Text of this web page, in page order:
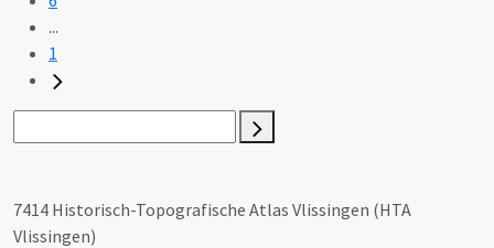
...
1
7414 Historisch-Topografische Atlas Vlissingen (HTA
Vlissingen)